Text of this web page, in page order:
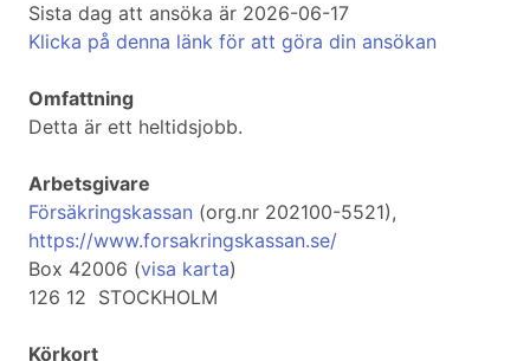
Sista dag att ansöka är 2026-06-17
Klicka på denna länk för att göra din ansökan
Omfattning
Detta är ett heltidsjobb.
Arbetsgivare
Försäkringskassan (org.nr 202100-5521),
https://www.forsakringskassan.se/
Box 42006 (visa karta)
126 12 STOCKHOLM
Körkort